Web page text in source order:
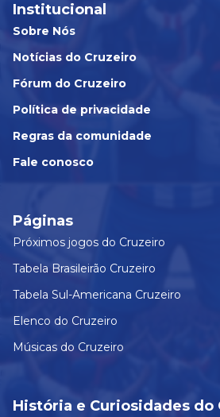
Institucional
Sobre Nós
Notícias do Cruzeiro
Fórum do Cruzeiro
Política de privacidade
Regras da comunidade
Fale conosco
Páginas
Próximos jogos do Cruzeiro
Tabela Brasileirão Cruzeiro
Tabela Sul-Americana Cruzeiro
Elenco do Cruzeiro
Músicas do Cruzeiro
História e Curiosidades do